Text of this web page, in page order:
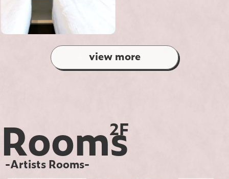
view more
Rooms
-Artists Rooms-
2F